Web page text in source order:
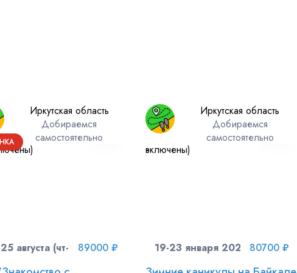
Иркутская область
Добираемся
самостоятельно
августа (чт-вт)89000 ₽
Иркутская область
Добираемся
самостоятельно
19-23 января 2027 (вт-сб)
80700 ₽